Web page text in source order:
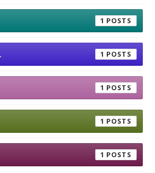
1
1
1
1
1